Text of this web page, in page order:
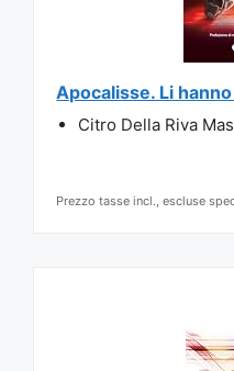
Apocalisse. Li
Citro Della Riva
Prezzo tasse incl., escluse